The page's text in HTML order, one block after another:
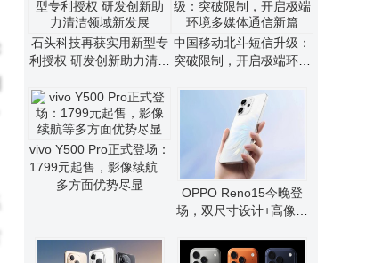
石头科技再获实用新型专
利授权 研发创新助力清洁
中国移动北斗短信升级：
突破限制，开启极端环境
vivo Y500 Pro正式登场：
1799元起售，影像续航等
多方面优势尽显
OPPO Reno15今晚登
场，双尺寸设计+高像素